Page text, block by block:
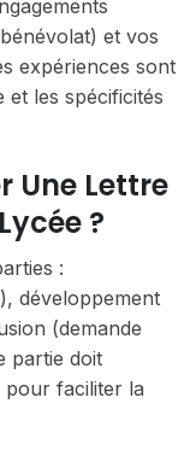
et vos
expériences sont
et les spécificités
Une Lettre
?
:
développement
(demande
partie doit
faciliter la